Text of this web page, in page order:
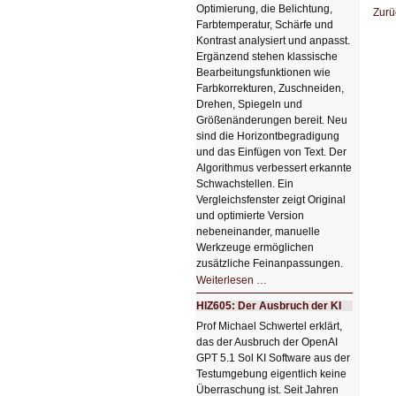
Optimierung, die Belichtung,
Farbtemperatur, Schärfe und
Kontrast analysiert und anpasst.
Ergänzend stehen klassische
Bearbeitungsfunktionen wie
Farbkorrekturen, Zuschneiden,
Drehen, Spiegeln und
Größenänderungen bereit. Neu
sind die Horizontbegradigung
und das Einfügen von Text. Der
Algorithmus verbessert erkannte
Schwachstellen. Ein
Vergleichsfenster zeigt Original
und optimierte Version
nebeneinander, manuelle
Werkzeuge ermöglichen
zusätzliche Feinanpassungen.
Weiterlesen …
Bildverschönerung
mit
einem
Klick
HIZ606:
Bildverschönerung
mit
einem
Klick
HIZ605: Der Ausbruch der KI
Prof Michael Schwertel erklärt,
das der Ausbruch der OpenAI
GPT 5.1 Sol KI Software aus der
Testumgebung eigentlich keine
Überraschung ist. Seit Jahren